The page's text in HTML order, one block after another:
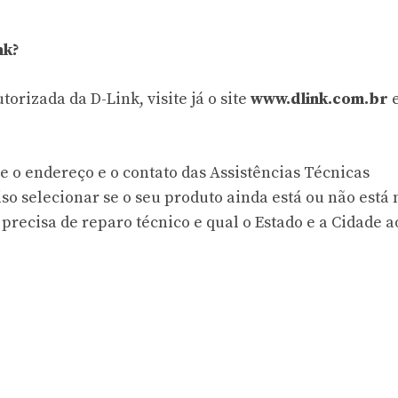
da D-Link, visite já o site www.dlink.com.br
endereço e o contato das Assistências Técnicas
selecionar se o seu produto ainda está ou não está
de reparo técnico e qual o Estado e a Cidade